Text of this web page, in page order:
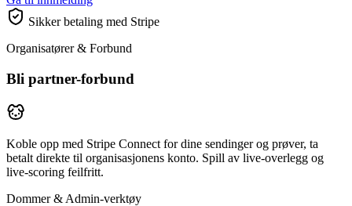
Sikker betaling med Stripe
Organisatører & Forbund
Bli partner-forbund
Koble opp med Stripe Connect for dine sendinger og prøver, ta
betalt direkte til organisasjonens konto. Spill av live-overlegg og
live-scoring feilfritt.
Dommer & Admin-verktøy